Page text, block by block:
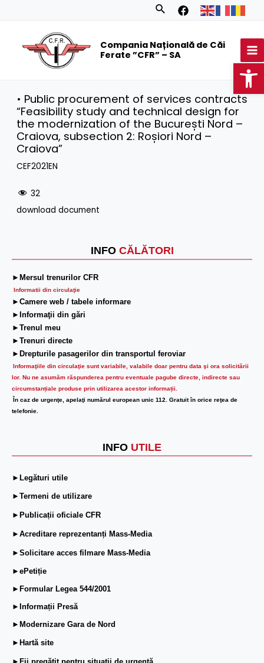
Search
Compania Națională de Căi
Ferate ”CFR” – SA
INFO CĂLĂTORI
►Mersul trenurilor CFR
Informatii din circulaţie
►Camere web / tabele informare
►Informaţii din gări
►Trenul meu
►Trenuri directe
►Drepturile pasagerilor din transportul feroviar
Informaţiile din circulaţie sunt variabile, valabile doar pentru data şi ora solicitării
lor. Nu ne asumăm răspunderea pentru eventuale pagube directe, indirecte sau
circumstanțiale produse prin utilizarea acestor informații.
În caz de urgenţe, apelaţi numărul european unic 112. Gratuit în orice reţea de
telefonie.
INFO UTILE
►Legături utile
►Termeni de utilizare
►Publicații oficiale CFR
►Acreditare reprezentanți Mass-Media
►Solicitare acces filmare Mass-Media
►ePetiție
►Formular Legea 544/2001
►Informații Presă
►Modernizare Gara de Nord
►Hartă site
• Public procurement of services contracts
“Feasibility study and technical design for
the modernization of the București Nord –
Craiova, subsection 2: Roșiori Nord –
Craiova”
CEF2021EN
32
download document